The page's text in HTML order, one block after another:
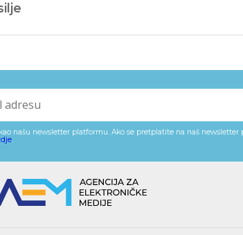
našu newsletter platformu. Ako se pretplatite na naš
.